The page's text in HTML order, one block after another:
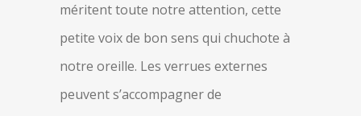
méritent toute notre attention, cette
petite voix de bon sens qui chuchote à
notre oreille. Les verrues externes
peuvent s’accompagner de